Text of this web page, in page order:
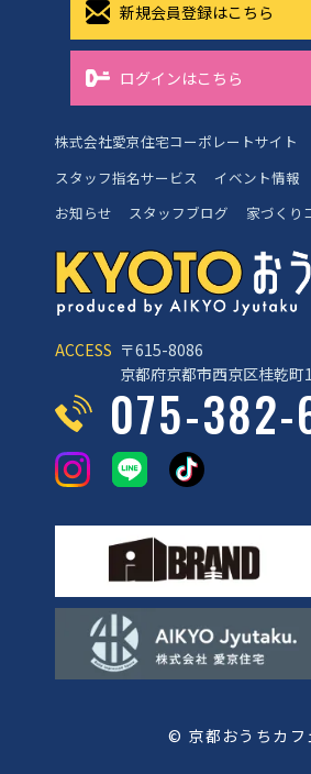
ACCESS 〒615-8086
京都府京都市西京区桂乾町
075-382-
© 京都おうちカフ
新規会員登録はこちら
ログインはこちら
株式会社愛京住宅コーポレートサイト
スタッフ指名サービス
イベント情報
お知らせ
スタッフブログ 家づくり